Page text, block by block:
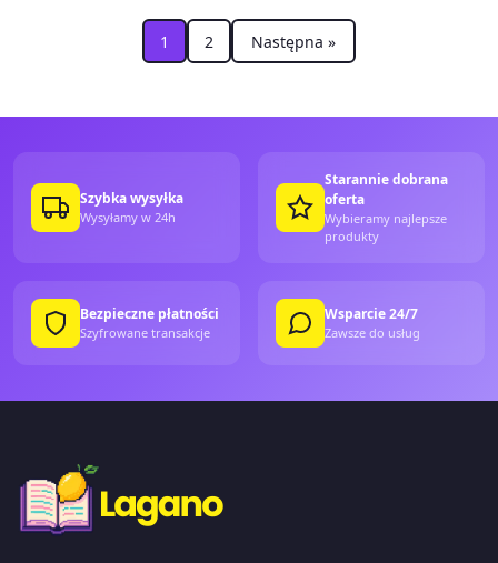
1 2 Następna »
Szybka wysyłka
Wysyłamy w 24h
Starannie dobrana
oferta
Wybieramy najlepsze
produkty
Bezpieczne płatności
Szyfrowane transakcje
Wsparcie 24/7
Zawsze do usług